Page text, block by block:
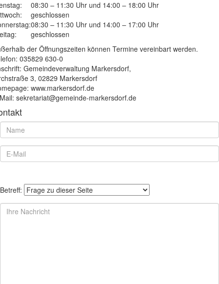
08:30 – 11:30 Uhr und 14:00 – 18:00 Uhr
geschlossen
08:30 – 11:30 Uhr und 14:00 – 17:00 Uhr
geschlossen
der Öffnungszeiten können Termine vereinbart werden.
035829 630-0
Gemeindeverwaltung Markersdorf,
3, 02829 Markersdorf
www.markersdorf.de
sekretariat@gemeinde-markersdorf.de
Betreff: